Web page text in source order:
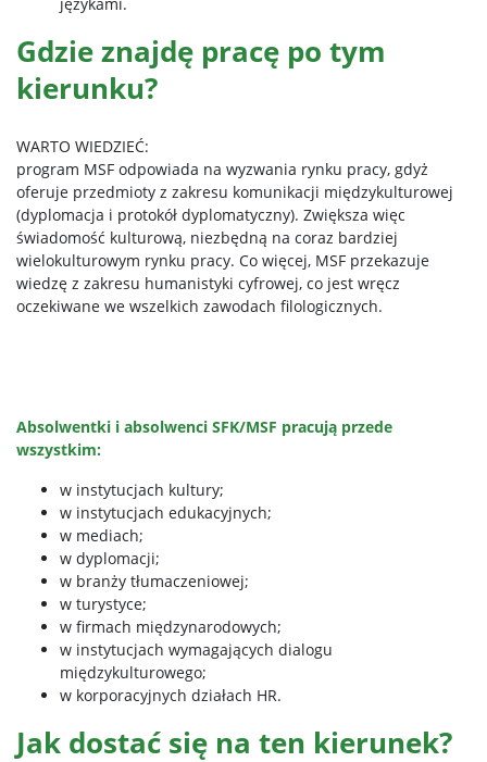
Gdzie znajdę pracę po tym
kierunku?
WARTO WIEDZIEĆ:
program MSF odpowiada na wyzwania rynku pracy, gdyż
oferuje przedmioty z zakresu komunikacji międzykulturowej
(dyplomacja i protokół dyplomatyczny). Zwiększa więc
świadomość kulturową, niezbędną na coraz bardziej
wielokulturowym rynku pracy. Co więcej, MSF przekazuje
wiedzę z zakresu humanistyki cyfrowej, co jest wręcz
oczekiwane we wszelkich zawodach filologicznych.
Absolwentki i absolwenci SFK/MSF pracują przede
wszystkim:
w instytucjach kultury;
w instytucjach edukacyjnych;
w mediach;
w dyplomacji;
w branży tłumaczeniowej;
w turystyce;
w firmach międzynarodowych;
w instytucjach wymagających dialogu
międzykulturowego;
w korporacyjnych działach HR.
Jak dostać się na ten kierunek?